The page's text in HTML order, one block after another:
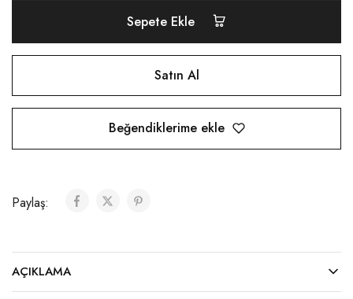
Sepete Ekle
Satın Al
Beğendiklerime ekle
Paylaş:
AÇIKLAMA